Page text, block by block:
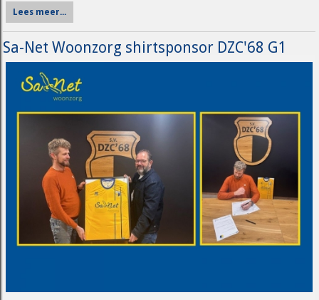
Lees meer...
Sa-Net Woonzorg shirtsponsor DZC'68 G1